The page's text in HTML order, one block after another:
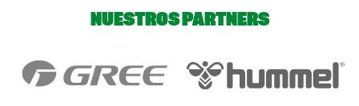
NUESTROS PARTNERS